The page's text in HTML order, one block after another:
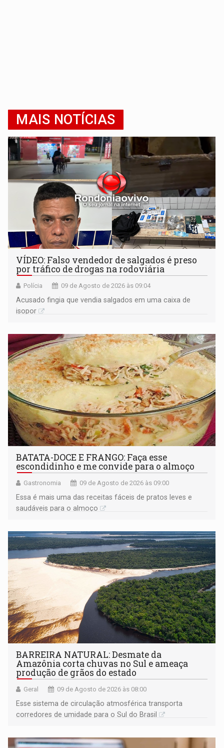
MAIS NOTÍCIAS
VÍDEO: Falso vendedor de salgados é preso
por tráfico de drogas na rodoviária
Polícia 09 de Agosto de 2026 às 09:04
Acusado fingia que vendia salgados em uma caixa de
isopor
BATATA-DOCE E FRANGO: Faça esse
escondidinho e me convide para o almoço
Gastronomia 09 de Agosto de 2026 às 09:00
Essa é mais uma das receitas fáceis de pratos leves e
saudáveis para o almoço
BARREIRA NATURAL: Desmate da
Amazônia corta chuvas no Sul e ameaça
produção de grãos do estado
Geral 09 de Agosto de 2026 às 08:00
Esse sistema de circulação atmosférica transporta
corredores de umidade para o Sul do Brasil